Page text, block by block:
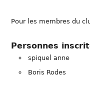
Pour les membres du
Personnes
spiquel anne
Boris Rodes